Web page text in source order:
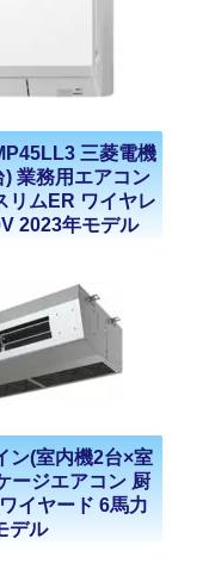
三菱電機
業務用エアコン
リムER ワイヤレ
2023年モデル
ン(室内機2台×室
ージエアコン 厨
イヤード 6馬力
デル